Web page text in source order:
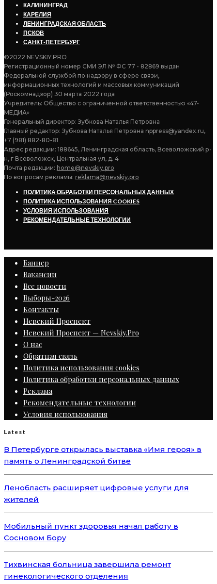
КАЛИНИНГРАД
КАРЕЛИЯ
ЛЕНИНГРАДСКАЯ ОБЛАСТЬ
ПСКОВ
САНКТ-ПЕТЕРБУРГ
©2022 NEVSKIY.PRO
Регистрационный номер СМИ ЭЛ № ФС 77 - 82869 выдан
Федеральной службой по надзору в сфере связи,
информационных технологий и массовых коммуникаций
(Роскомнадзор) 30 марта 2022 года
Учредитель: Общество с ограниченной ответственностью «47-
МЕДИА»
Генеральный директор: Зубкова Наталья Петровна
Главный редактор: Зубкова Наталья Петровна nppress@yandex.ru,
+7 (981) 882-80-81
Адрес редакции: 188645, Ленинградская область, Всеволожский р-
н, г Всеволожск, Центральная ул, д. 4
Почта редакции: home@nevskiy.pro
По вопросам рекламы: reklama@nevskiy.pro
ПОЛИТИКА ОБРАБОТКИ ПЕРСОНАЛЬНЫХ ДАННЫХ
ПОЛИТИКА ИСПОЛЬЗОВАНИЯ COOKIES
УСЛОВИЯ ИСПОЛЬЗОВАНИЯ
РЕКОМЕНДАТЕЛЬНЫЕ ТЕХНОЛОГИИ
Баннер
Вакансии
Все новости
Выборы-2026
Контакты
Невский Проспект
Невский Проспект — Nevskiy.Pro
О нас
Обратная связь
Политика использования cookies
Политика обработки персональных данных
Реклама
Рекомендательные технологии
Условия использования
Latest
В Петербурге открылась выставка «Имя героя» в
память о Ленинградской битве
Ленобласть расширяет цифровые услуги для
жителей
Мобильный пункт здоровья начал работу в
Сосновом Бору
Тихвинская больница завершила ремонт
гинекологического отделения